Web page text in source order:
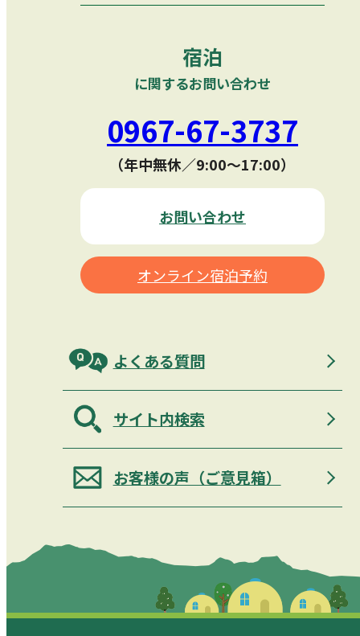
宿泊
に関するお問い合わせ
0967-67-3737
（年中無休／9:00〜17:00）
お問い合わせ
オンライン宿泊予約
よくある質問
サイト内検索
お客様の声（ご意見箱）